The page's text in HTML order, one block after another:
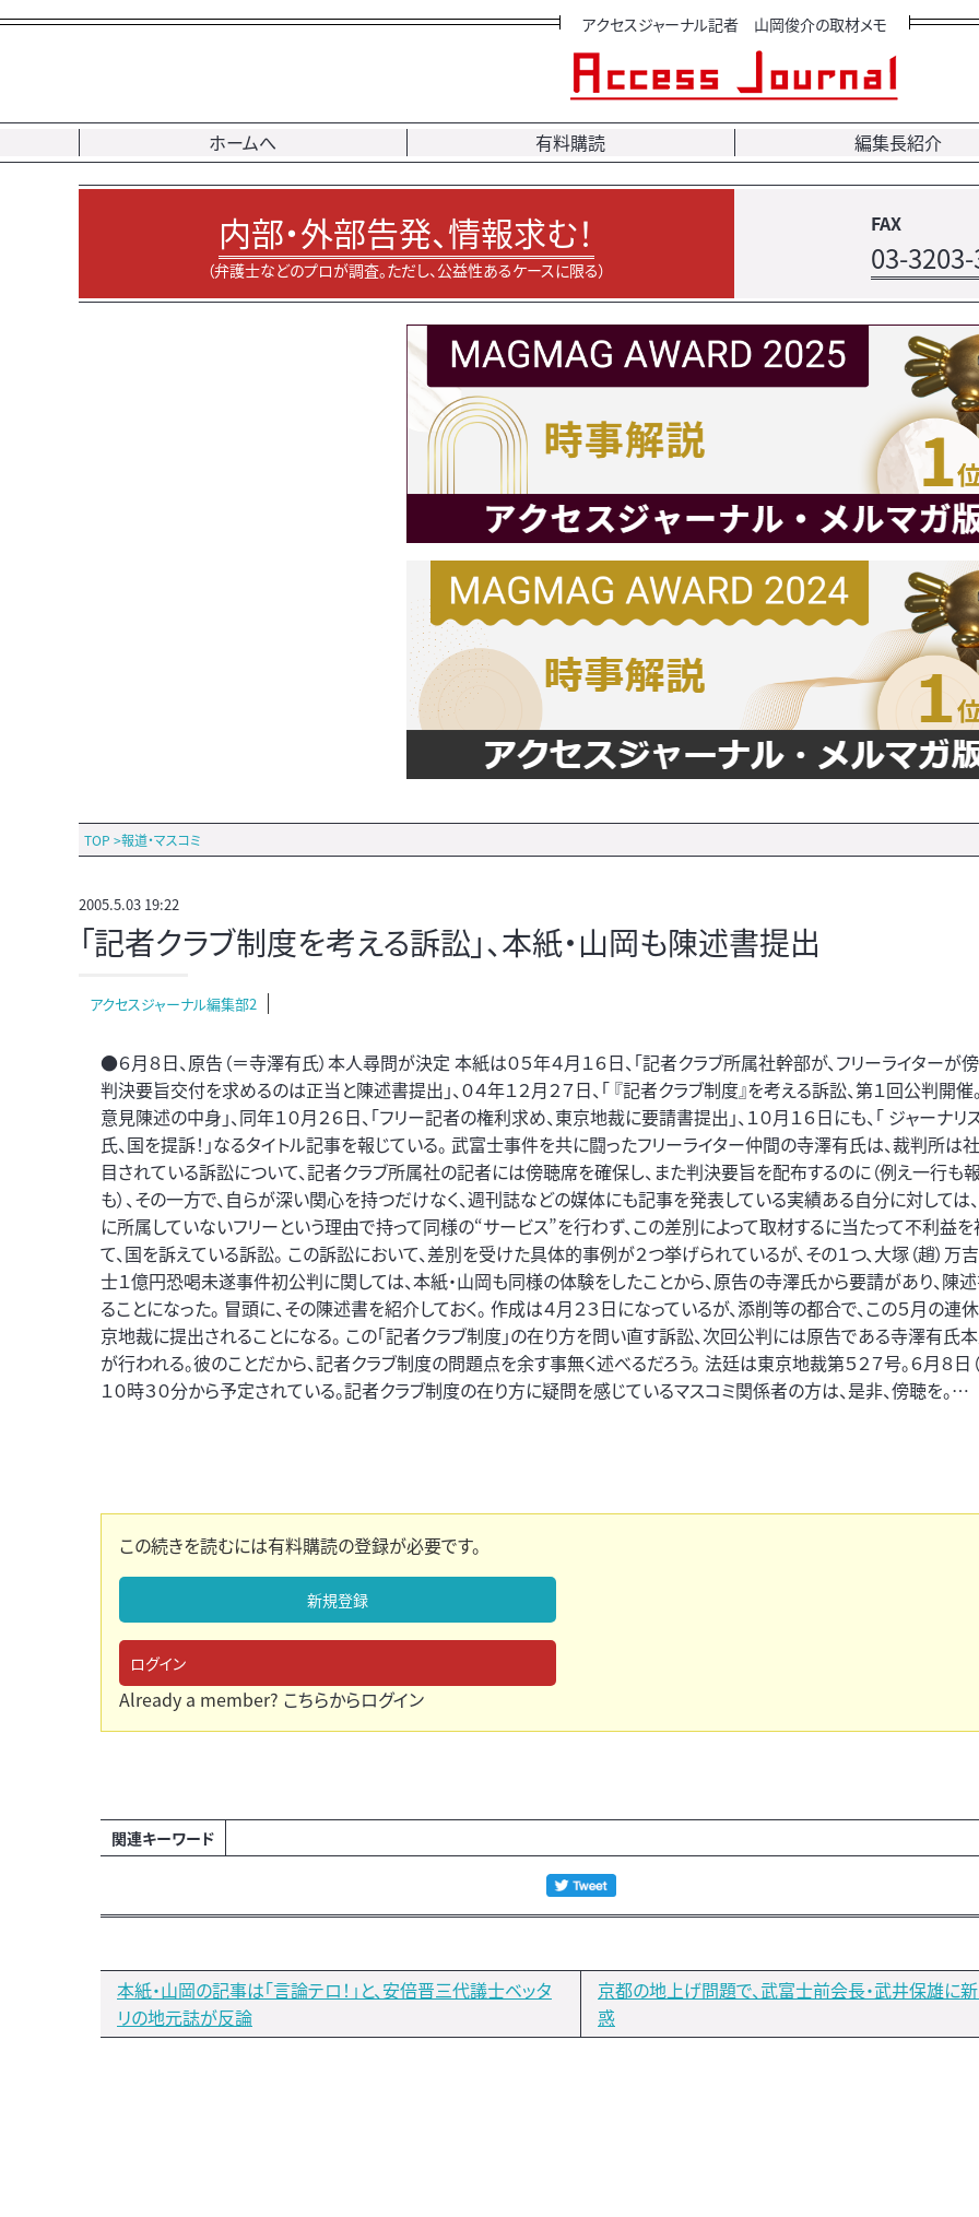
アクセスジャーナル記者 山岡俊介の取材メモ
ホームへ 有料購読 編集長紹介
内部・外部告発、情報求む！
（弁護士などのプロが調査。ただし、公益性あるケースに限る）
FAX
03-
TOP >報道・マスコミ
2005.5.03 19:22
「記者クラブ制度を考える訴訟」、本紙・山岡も陳述書提出
アクセスジャーナル編集部2
●６月８日、原告（＝寺澤有氏）本人尋問が決定 本紙は０５年４月１６日、「記者クラブ所属社幹部が、フリーライターが
判決要旨交付を求めるのは正当と陳述書提出」、０４年１２月２７日、「 『記者クラブ制度』を考える訴訟、第１回公判開催
意見陳述の中身」、同年１０月２６日、「フリー記者の権利求め、東京地裁に要請書提出」、１０月１６日にも、「 ジャーナリ
氏、国を提訴！」なるタイトル記事を報じている。 武富士事件を共に闘ったフリーライター仲間の寺澤有氏は、裁判所は
目されている訴訟について、記者クラブ所属社の記者には傍聴席を確保し、また判決要旨を配布するのに（例え一行も
も）、その一方で、自らが深い関心を持つだけなく、週刊誌などの媒体にも記事を発表している実績ある自分に対しては
に所属していないフリーという理由で持って同様の“サービス”を行わず、この差別によって取材するに当たって不利益を
て、国を訴えている訴訟。 この訴訟において、差別を受けた具体的事例が２つ挙げられているが、その１つ、大塚（趙）万
士１億円恐喝未遂事件初公判に関しては、本紙・山岡も同様の体験をしたことから、原告の寺澤氏から要請があり、陳
ることになった。 冒頭に、その陳述書を紹介しておく。 作成は４月２３日になっているが、添削等の都合で、この５月の連
京地裁に提出されることになる。 この「記者クラブ制度」の在り方を問い直す訴訟、次回公判には原告である寺澤有氏
が行われる。彼のことだから、記者クラブ制度の問題点を余す事無く述べるだろう。 法廷は東京地裁第５２７号。６月８日
１０時３０分から予定されている。記者クラブ制度の在り方に疑問を感じているマスコミ関係者の方は、是非、傍聴を。…
この続きを読むには有料購読の登録が必要です。
新規登録
ログイン
Already a member? こちらからログイン
関連キーワード
本紙・山岡の記事は「言論テロ！」と、安倍晋三代議士ベッタ
リの地元誌が反論
京都の地上げ問題で、武富士前会長・武井保雄に
惑